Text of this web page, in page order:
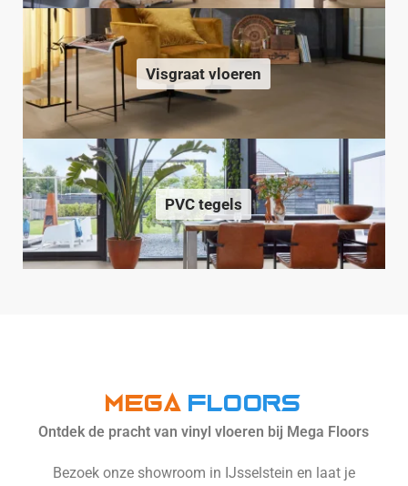
Visgraat vloeren
PVC tegels
MEGA Floors
Ontdek de pracht van vinyl vloeren bij Mega Floors
Bezoek onze showroom in IJsselstein en laat je